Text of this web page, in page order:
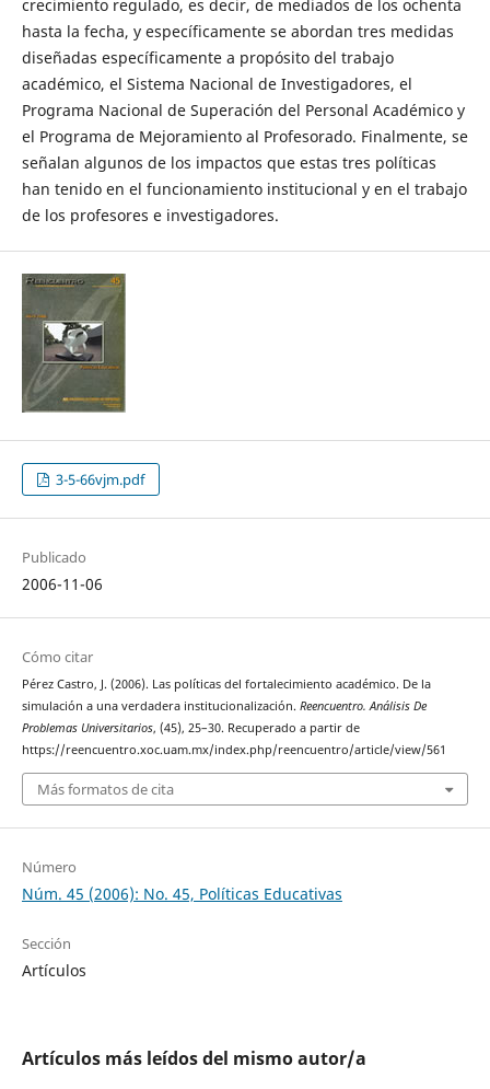
crecimiento regulado, es decir, de mediados de los ochenta
hasta la fecha, y específicamente se abordan tres medidas
diseñadas específicamente a propósito del trabajo
académico, el Sistema Nacional de Investigadores, el
Programa Nacional de Superación del Personal Académico y
el Programa de Mejoramiento al Profesorado. Finalmente, se
señalan algunos de los impactos que estas tres políticas
han tenido en el funcionamiento institucional y en el trabajo
de los profesores e investigadores.
3-5-66vjm.pdf
Publicado
2006-11-06
Cómo citar
Pérez Castro, J. (2006). Las políticas del fortalecimiento académico. De la
simulación a una verdadera institucionalización. Reencuentro. Análisis De
Problemas Universitarios, (45), 25–30. Recuperado a partir de
https://reencuentro.xoc.uam.mx/index.php/reencuentro/article/view/561
Más formatos de cita
Número
Núm. 45 (2006): No. 45, Políticas Educativas
Sección
Artículos
Artículos más leídos del mismo autor/a